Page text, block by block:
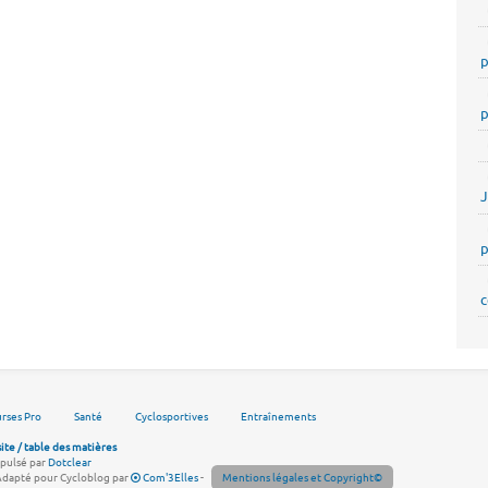
Pro Santé Cyclosportives Entraînements
/ table des matières
parDotclear
pour Cycloblog par Com'3Elles- Mentions légales et Copyright©